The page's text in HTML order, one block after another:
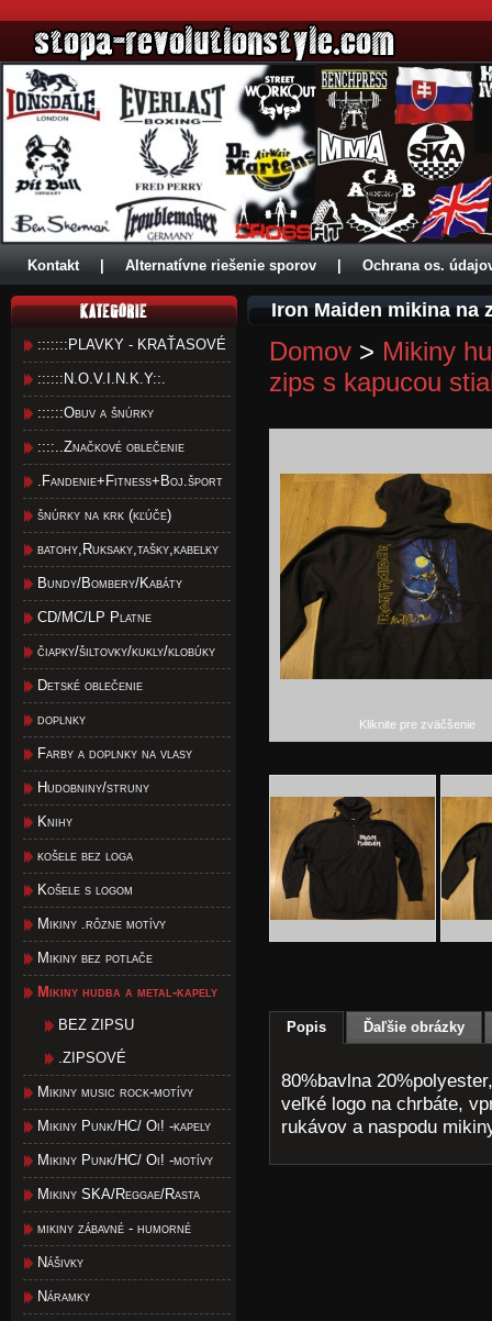
Kontakt Alternatívne riešenie sporov Ochrana os.
:::::::PLAVKY - KRAŤASOVÉ
::::::N.O.V.I.N.K.Y::.
::::::Obuv a šnúrky
::::..Značkové oblečenie
.Fandenie+Fitness+Boj.šport
šnúrky na krk (kľúče)
batohy,Ruksaky,tašky,kabelky
Bundy/Bombery/Kabáty
CD/MC/LP Platne
čiapky/šiltovky/kukly/klobúky
Detské oblečenie
doplnky
Farby a doplnky na vlasy
Hudobniny/struny
Knihy
košele bez loga
Košele s logom
Mikiny .rôzne motívy
Mikiny bez potlače
Mikiny hudba a metal-kapely
BEZ ZIPSU
.ZIPSOVÉ
Mikiny music rock-motívy
Mikiny Punk/HC/ Oi! -kapely
Mikiny Punk/HC/ Oi! -motívy
Mikiny SKA/Reggae/Rasta
mikiny zábavné - humorné
Nášivky
Náramky
Iron Maiden mikina na
Domov > Mikiny
zips s kapucou
Kliknite pre zväčšenie
Popis Ďaľšie obrázky
80%bavlna
veľké logo na chrbáte,
rukávov a naspodu